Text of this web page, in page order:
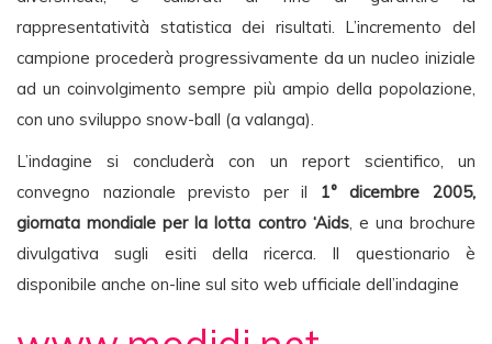
rappresentatività statistica dei risultati. L’incremento del
campione procederà progressivamente da un nucleo iniziale
ad un coinvolgimento sempre più ampio della popolazione,
con uno sviluppo snow-ball (a valanga).
L’indagine si concluderà con un report scientifico, un
convegno nazionale previsto per il 1° dicembre 2005,
giornata mondiale per la lotta contro ‘Aids, e una brochure
divulgativa sugli esiti della ricerca. Il questionario è
disponibile anche on-line sul sito web ufficiale dell’indagine